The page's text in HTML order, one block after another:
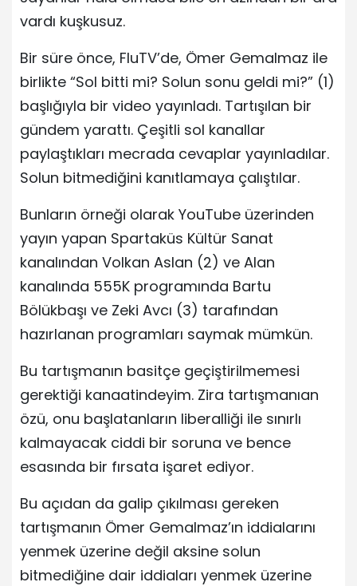
vardı kuşkusuz.
Bir süre önce, FluTV’de, Ömer Gemalmaz ile
birlikte “Sol bitti mi? Solun sonu geldi mi?” (1)
başlığıyla bir video yayınladı. Tartışılan bir
gündem yarattı. Çeşitli sol kanallar
paylaştıkları mecrada cevaplar yayınladılar.
Solun bitmediğini kanıtlamaya çalıştılar.
Bunların örneği olarak YouTube üzerinden
yayın yapan Spartaküs Kültür Sanat
kanalından Volkan Aslan (2) ve Alan
kanalında 555K programında Bartu
Bölükbaşı ve Zeki Avcı (3) tarafından
hazırlanan programları saymak mümkün.
Bu tartışmanın basitçe geçiştirilmemesi
gerektiği kanaatindeyim. Zira tartışmanıan
özü, onu başlatanların liberalliği ile sınırlı
kalmayacak ciddi bir soruna ve bence
esasında bir fırsata işaret ediyor.
Bu açıdan da galip çıkılması gereken
tartışmanın Ömer Gemalmaz’ın iddialarını
yenmek üzerine değil aksine solun
bitmediğine dair iddiaları yenmek üzerine